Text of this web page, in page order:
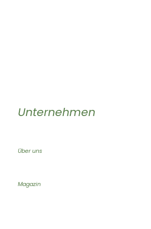
Unternehmen
Über uns
Magazin